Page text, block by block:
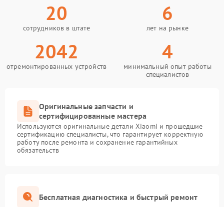
20
сотрудников в штате
6
лет на рынке
2042
отремонтированных устройств
4
минимальный опыт работы
специалистов
Оригинальные запчасти и
сертифицированные мастера
Используются оригинальные детали Xiaomi и прошедшие
сертификацию специалисты, что гарантирует корректную
работу после ремонта и сохранение гарантийных
обязательств
Бесплатная диагностика и быстрый ремонт